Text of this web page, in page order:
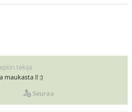
tekijä
maukasta !! :)
Seuraa